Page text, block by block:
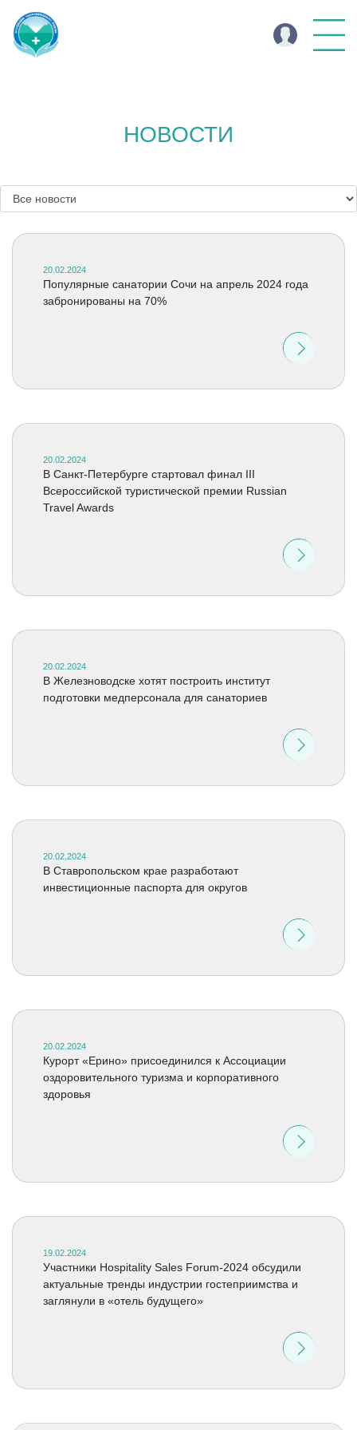
НОВОСТИ
20.02.2024
Популярные санатории Сочи на апрель 2024 года
забронированы на 70%
20.02.2024
В Санкт-Петербурге стартовал финал III
Всероссийской туристической премии Russian
Travel Awards
20.02.2024
В Железноводске хотят построить институт
подготовки медперсонала для санаториев
20.02.2024
В Ставропольском крае разработают
инвестиционные паспорта для округов
20.02.2024
Курорт «Ерино» присоединился к Ассоциации
оздоровительного туризма и корпоративного
здоровья
19.02.2024
Участники Hospitality Sales Forum-2024 обсудили
актуальные тренды индустрии гостеприимства и
заглянули в «отель будущего»